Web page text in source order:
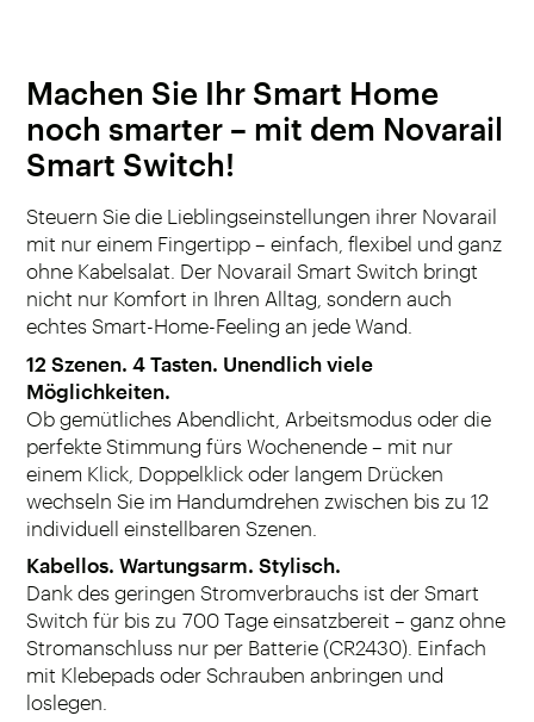
Machen Sie Ihr Smart Home
noch smarter – mit dem Novarail
Smart Switch!
Steuern Sie die Lieblingseinstellungen ihrer Novarail
mit nur einem Fingertipp – einfach, flexibel und ganz
ohne Kabelsalat. Der Novarail Smart Switch bringt
nicht nur Komfort in Ihren Alltag, sondern auch
echtes Smart-Home-Feeling an jede Wand.
12 Szenen. 4 Tasten. Unendlich viele
Möglichkeiten.
Ob gemütliches Abendlicht, Arbeitsmodus oder die
perfekte Stimmung fürs Wochenende – mit nur
einem Klick, Doppelklick oder langem Drücken
wechseln Sie im Handumdrehen zwischen bis zu 12
individuell einstellbaren Szenen.
Kabellos. Wartungsarm. Stylisch.
Dank des geringen Stromverbrauchs ist der Smart
Switch für bis zu 700 Tage einsatzbereit – ganz ohne
Stromanschluss nur per Batterie (CR2430). Einfach
mit Klebepads oder Schrauben anbringen und
loslegen.